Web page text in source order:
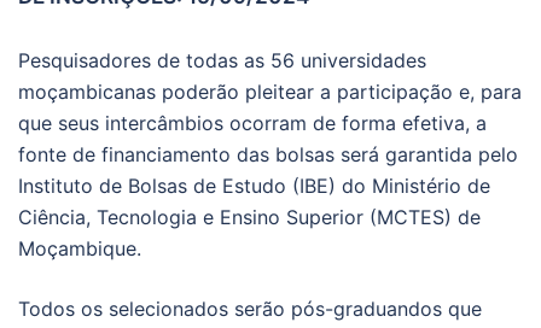
Pesquisadores de todas as 56 universidades
moçambicanas poderão pleitear a participação e, para
que seus intercâmbios ocorram de forma efetiva, a
fonte de financiamento das bolsas será garantida pelo
Instituto de Bolsas de Estudo (IBE) do Ministério de
Ciência, Tecnologia e Ensino Superior (MCTES) de
Moçambique.
Todos os selecionados serão pós-graduandos que